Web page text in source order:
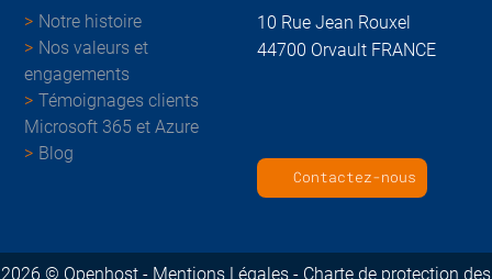
Notre histoire
Nos valeurs et
engagements
Témoignages clients
Microsoft 365 et Azure
Blog
10 Rue Jean Rouxel
44700 Orvault FRANCE
Contactez-nous
2026 © Openhost - Mentions Légales - Charte de protection des